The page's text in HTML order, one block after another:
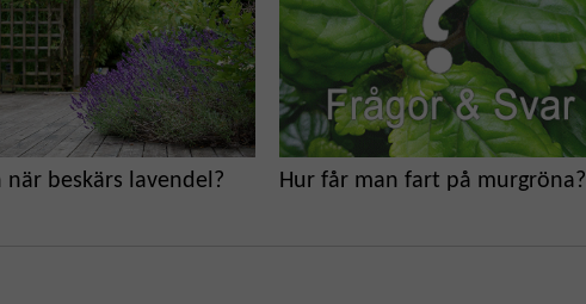
när beskärs lavendel? Hur får man fart på murgröna?